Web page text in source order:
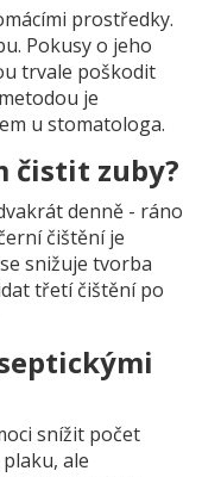
prostředky.
Pokusy o jeho
trvale poškodit
je
u stomatologa.
čistit zuby?
denně - ráno
čištění je
snižuje tvorba
třetí čištění po
snížit počet
ale